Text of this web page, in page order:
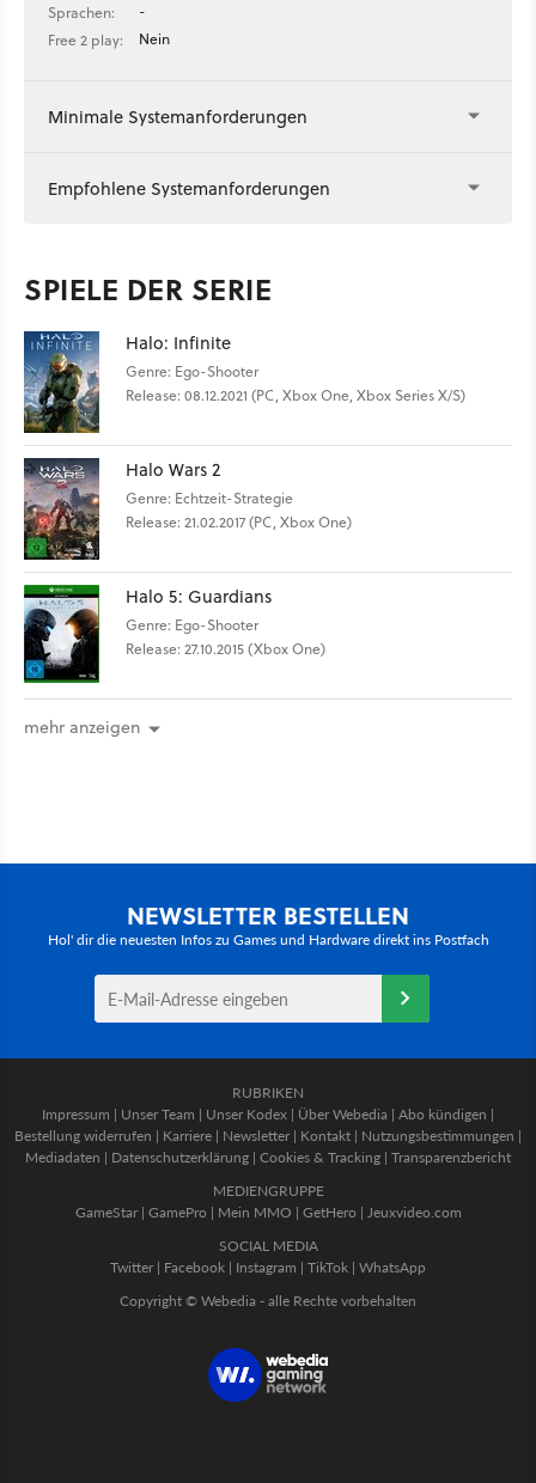
Sprachen:
-
Free 2 play:
Nein
Minimale Systemanforderungen
Empfohlene Systemanforderungen
SPIELE DER SERIE
Halo: Infinite
Genre: Ego-Shooter
Release: 08.12.2021 (PC, Xbox One, Xbox Series X/S)
Halo Wars 2
Genre: Echtzeit-Strategie
Release: 21.02.2017 (PC, Xbox One)
Halo 5: Guardians
Genre: Ego-Shooter
Release: 27.10.2015 (Xbox One)
mehr anzeigen
NEWSLETTER BESTELLEN
Hol' dir die neuesten Infos zu Games und Hardware direkt ins Postfach
RUBRIKEN
Impressum | Unser Team | Unser Kodex | Über Webedia | Abo kündigen |
Bestellung widerrufen | Karriere | Newsletter | Kontakt | Nutzungsbestimmungen |
Mediadaten | Datenschutzerklärung | Cookies & Tracking | Transparenzbericht
MEDIENGRUPPE
GameStar| GamePro | Mein MMO | GetHero | Jeuxvideo.com
SOCIAL MEDIA
Twitter | Facebook | Instagram | TikTok | WhatsApp
Copyright © Webedia - alle Rechte vorbehalten